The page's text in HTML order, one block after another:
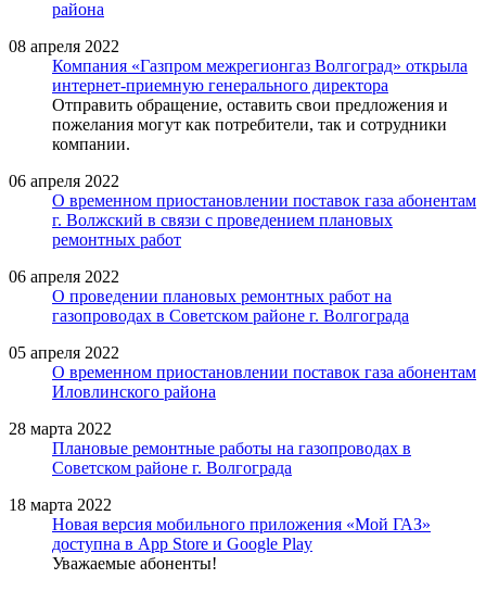
района
08 апреля 2022
Компания «Газпром межрегионгаз Волгоград» открыла
интернет-приемную генерального директора
Отправить обращение, оставить свои предложения и
пожелания могут как потребители, так и сотрудники
компании.
06 апреля 2022
О временном приостановлении поставок газа абонентам
г. Волжский в связи с проведением плановых
ремонтных работ
06 апреля 2022
О проведении плановых ремонтных работ на
газопроводах в Советском районе г. Волгограда
05 апреля 2022
О временном приостановлении поставок газа абонентам
Иловлинского района
28 марта 2022
Плановые ремонтные работы на газопроводах в
Советском районе г. Волгограда
18 марта 2022
Новая версия мобильного приложения «Мой ГАЗ»
доступна в App Store и Google Play
Уважаемые абоненты!